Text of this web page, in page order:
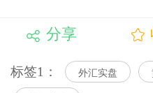
分享
标签1： 外汇实盘